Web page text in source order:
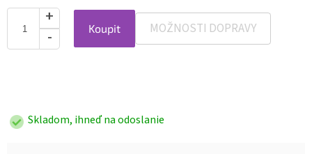
Koupit MOŽNOSTI DOPRAVY
Skladom, ihneď na odoslanie